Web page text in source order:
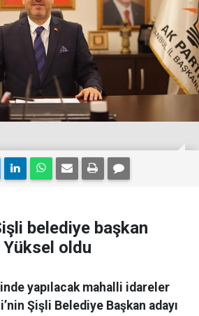
belediye başkan
Yüksel oldu
yapılacak mahalli idareler
Şişli Belediye Başkan adayı